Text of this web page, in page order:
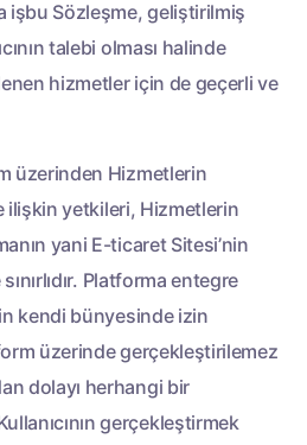
işbu Sözleşme, geliştirilmiş
talebi olması halinde
hizmetler için de geçerli ve
üzerinden Hizmetlerin
yetkileri, Hizmetlerin
yani E-ticaret Sitesi’nin
Platforma entegre
kendi bünyesinde izin
üzerinde gerçekleştirilemez
dolayı herhangi bir
gerçekleştirmek